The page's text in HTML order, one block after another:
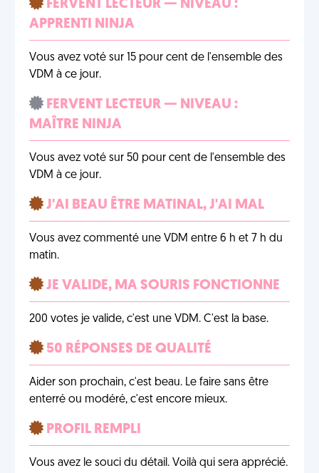
FERVENT LECTEUR — NIVEAU :
APPRENTI NINJA
Vous avez voté sur 15 pour cent de l'ensemble des
VDM à ce jour.
FERVENT LECTEUR — NIVEAU :
MAÎTRE NINJA
Vous avez voté sur 50 pour cent de l'ensemble des
VDM à ce jour.
J'AI BEAU ÊTRE MATINAL, J'AI MAL
Vous avez commenté une VDM entre 6 h et 7 h du
matin.
JE VALIDE, MA SOURIS FONCTIONNE
200 votes je valide, c'est une VDM. C'est la base.
50 RÉPONSES DE QUALITÉ
Aider son prochain, c'est beau. Le faire sans être
enterré ou modéré, c'est encore mieux.
PROFIL REMPLI
Vous avez le souci du détail. Voilà qui sera apprécié.